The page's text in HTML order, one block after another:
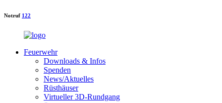
Notruf 122
Feuerwehr
Downloads & Infos
Spenden
News/Aktuelles
Rüsthäuser
Virtueller 3D-Rundgang